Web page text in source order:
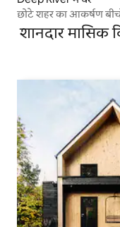
छोटे शहर का आकर्षण
शानदार मासिक